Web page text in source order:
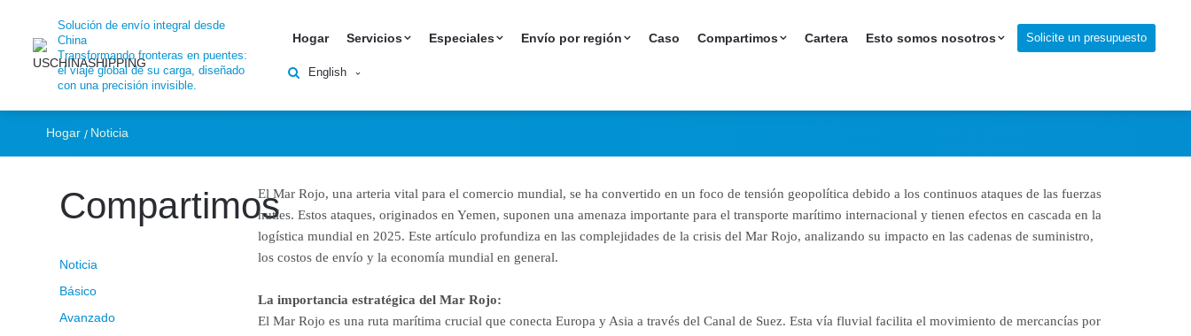
La crisis de los hutíes en el Mar Rojo: impactos
persistentes en la logística mundial en 2025
Solución de envío integral desde
China
Transformando fronteras en puentes:
el viaje global de su carga, diseñado
con una precisión invisible.
Hogar Servicios Especiales Envío por región Caso Compartimos Cartera Esto somos nosotros Solicite un presupuesto
English
Hogar Noticia
Compartimos
Noticia
Básico
Avanzado
El Mar Rojo, una arteria vital para el comercio mundial, se ha convertido en un foco de tensión geopolítica debido a los continuos ataques de las fuerzas
hutíes. Estos ataques, originados en Yemen, suponen una amenaza importante para el transporte marítimo internacional y tienen efectos en cascada en la
logística mundial en 2025. Este artículo profundiza en las complejidades de la crisis del Mar Rojo, analizando su impacto en las cadenas de suministro,
los costos de envío y la economía mundial en general.
La importancia estratégica del Mar Rojo:
El Mar Rojo es una ruta marítima crucial que conecta Europa y Asia a través del Canal de Suez. Esta vía fluvial facilita el movimiento de mercancías por